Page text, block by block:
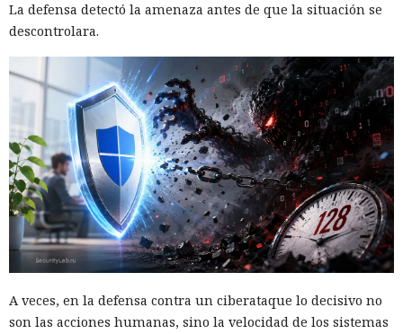
La defensa detectó la amenaza antes de que la situación se
descontrolara.
A veces, en la defensa contra un ciberataque lo decisivo no
son las acciones humanas, sino la velocidad de los sistemas